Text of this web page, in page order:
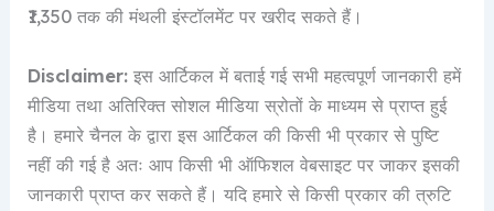
₹1,350 तक की मंथली इंस्टॉलमेंट पर खरीद सकते हैं।
Disclaimer:इस आर्टिकल में बताई गई सभी महत्वपूर्ण जानकारी हमें
मीडिया तथा अतिरिक्त सोशल मीडिया स्रोतों के माध्यम से प्राप्त हुई
है। हमारे चैनल के द्वारा इस आर्टिकल की किसी भी प्रकार से पुष्टि
नहीं की गई है अतः आप किसी भी ऑफिशल वेबसाइट पर जाकर इसकी
जानकारी प्राप्त कर सकते हैं। यदि हमारे से किसी प्रकार की त्रुटि